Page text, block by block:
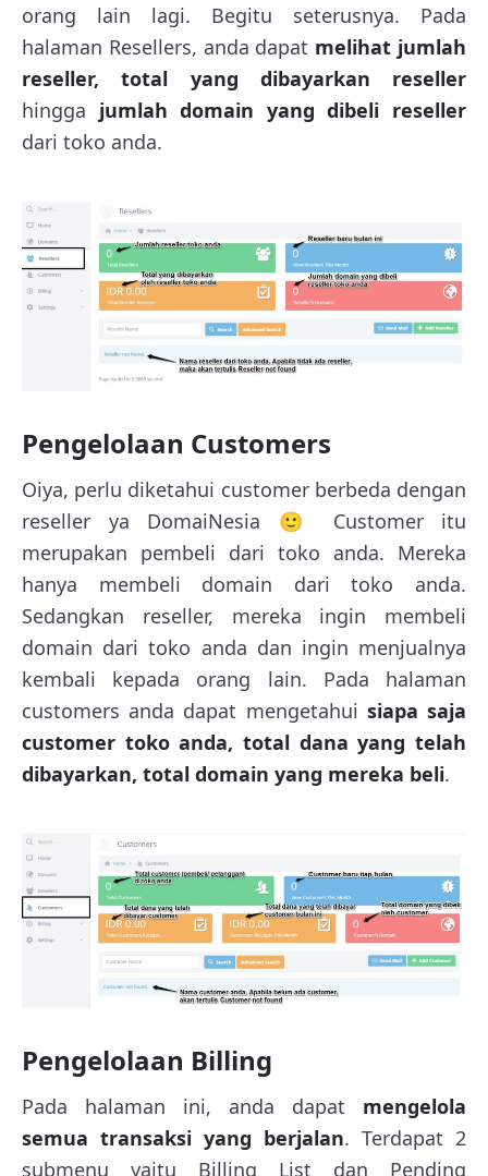
orang lain lagi. Begitu seterusnya. Pada
halaman Resellers, anda dapat melihat jumlah
reseller, total yang dibayarkan reseller
hingga jumlah domain yang dibeli reseller
dari toko anda.
Pengelolaan Customers
Oiya, perlu diketahui customer berbeda dengan
reseller ya DomaiNesia 🙂 Customer itu
merupakan pembeli dari toko anda. Mereka
hanya membeli domain dari toko anda.
Sedangkan reseller, mereka ingin membeli
domain dari toko anda dan ingin menjualnya
kembali kepada orang lain. Pada halaman
customers anda dapat mengetahui siapa saja
customer toko anda, total dana yang telah
dibayarkan, total domain yang mereka beli.
Pengelolaan Billing
Pada halaman ini, anda dapat mengelola
semua transaksi yang berjalan. Terdapat 2
submenu yaitu Billing List dan Pending